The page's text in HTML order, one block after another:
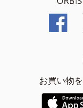
お買い物